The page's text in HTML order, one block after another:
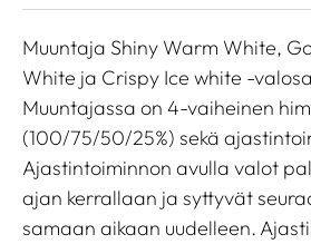
Muuntaja Shiny Warm White,
White ja Crispy Ice white -
Muuntajassa on 4-vaiheinen
(100/75/50/25%) sekä
Ajastintoiminnon avulla valot
ajan kerrallaan ja syttyvät
samaan aikaan uudelleen.